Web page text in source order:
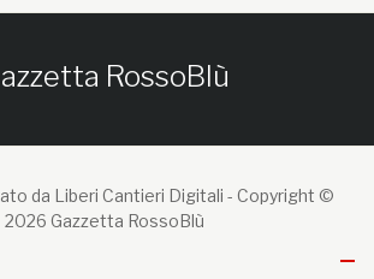
RossoBlù
da Liberi Cantieri Digitali - Copyright ©
2026 Gazzetta RossoBlù